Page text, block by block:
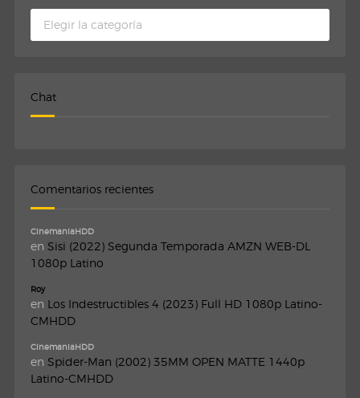
Categorias
Chat
Comentarios recientes
CinemaniaHDD
en Sisi (2022) Segunda Temporada AMZN WEB-DL
1080p Latino
Roy
en Los Indestructibles 4 (2023) Full HD 1080p Latino-
CMHDD
CinemaniaHDD
en Spider-Man (2002) 35MM OPEN MATTE 1440p
Latino-CMHDD